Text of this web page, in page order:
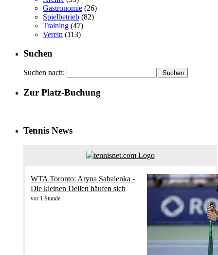
Gastronomie (26)
Spielbetrieb (82)
Training (47)
Verein (113)
Suchen
Suchen nach:
Zur Platz-Buchung
Tennis News
WTA Toronto: Aryna Sabalenka -
Die kleinen Dellen häufen sich
vor 1 Stunde